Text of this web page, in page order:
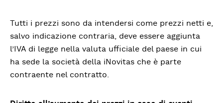
Tutti i prezzi sono da intendersi come prezzi netti e,
salvo indicazione contraria, deve essere aggiunta
l’IVA di legge nella valuta ufficiale del paese in cui
ha sede la società della iNovitas che è parte
contraente nel contratto.